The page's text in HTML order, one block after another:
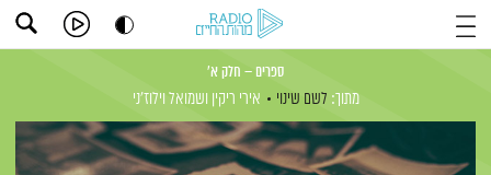
ספרים – חלק א'
מתוך: לשם שינוי אירי ריקין ושמואל וילוז'ני